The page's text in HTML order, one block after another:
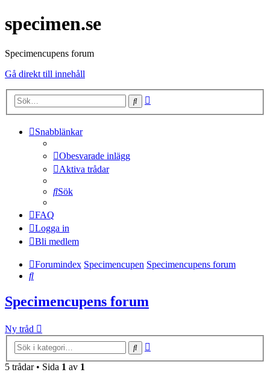
specimen.se
Specimencupens forum
Gå direkt till innehåll
Sök
Snabblänkar
Obesvarade inlägg
Aktiva trådar
Sök
FAQ
Logga in
Bli medlem
Forumindex Specimencupen Specimencupens forum
Sök
Specimencupens forum
Ny tråd
Sök
5 trådar • Sida 1 av 1